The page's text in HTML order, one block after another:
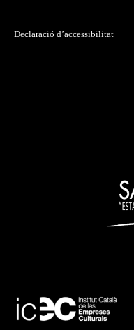
Declaració d’accessibilitat